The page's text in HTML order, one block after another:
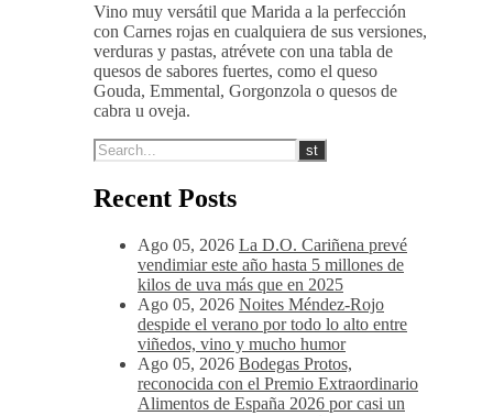
Vino muy versátil que Marida a la perfección
con Carnes rojas en cualquiera de sus versiones,
verduras y pastas, atrévete con una tabla de
quesos de sabores fuertes, como el queso
Gouda, Emmental, Gorgonzola o quesos de
cabra u oveja.
Recent Posts
Ago 05, 2026 La D.O. Cariñena prevé
vendimiar este año hasta 5 millones de
kilos de uva más que en 2025
Ago 05, 2026 Noites Méndez-Rojo
despide el verano por todo lo alto entre
viñedos, vino y mucho humor
Ago 05, 2026 Bodegas Protos,
reconocida con el Premio Extraordinario
Alimentos de España 2026 por casi un